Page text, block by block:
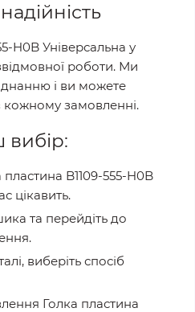
H0B Універсальна у
роботи. Ми
і ви можете
кожному замовленні.
вибір:
пластина B1109-555-H0B
цікавить.
та перейдіть до
виберіть спосіб
Голка пластина